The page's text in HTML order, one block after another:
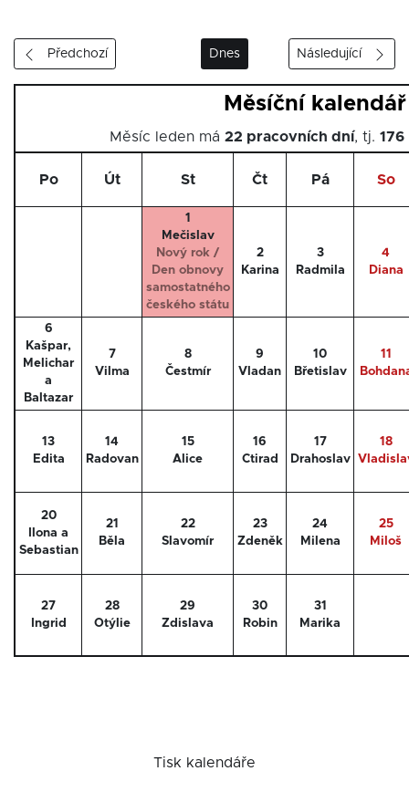
Předchozí Dnes Následující
Měsíční
Měsíc leden má 22 pracovních dní, tj.
Po Út St Čt Pá So
1
Mečislav
Nový rok /
Den obnovy
samostatného
českého státu
2
Karina
3
Radmila
4
Diana
6
Kašpar,
Melichar
a
Baltazar
7
Vilma
8
Čestmír
9
Vladan
10
Břetislav
11
13
Edita
14
Radovan
15
Alice
16
Ctirad
17
Drahoslav
18
20
Ilona a
Sebastian
21
Běla
22
Slavomír
23
Zdeněk
24
Milena
25
Miloš
27
Ingrid
28
Otýlie
29
Zdislava
30
Robin
31
Marika
Tisk kalendáře